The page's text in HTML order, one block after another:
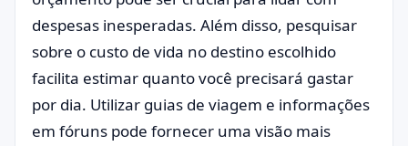
despesas inesperadas. Além disso, pesquisar
sobre o custo de vida no destino escolhido
facilita estimar quanto você precisará gastar
por dia. Utilizar guias de viagem e informações
em fóruns pode fornecer uma visão mais